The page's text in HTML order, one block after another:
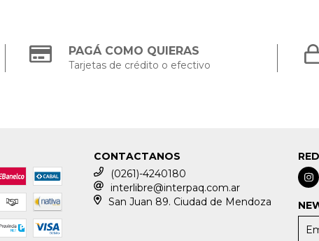
PAGÁ COMO QUIERAS
Tarjetas de crédito o efectivo
CONTACTANOS
(0261)-4240180
interlibre@interpaq.com.ar
San Juan 89. Ciudad de Mendoza